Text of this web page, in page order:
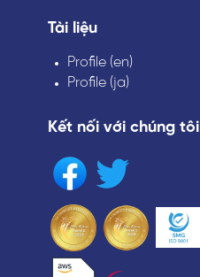
Tài liệu
Profile (en)
Profile (ja)
Kết nối với chúng tôi